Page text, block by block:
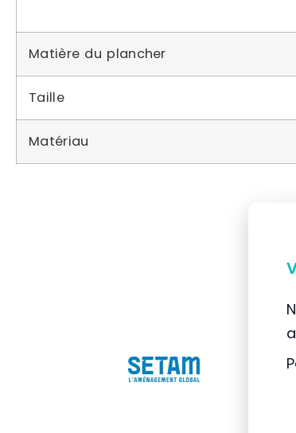
Matière du plancher
Taille
Matériau